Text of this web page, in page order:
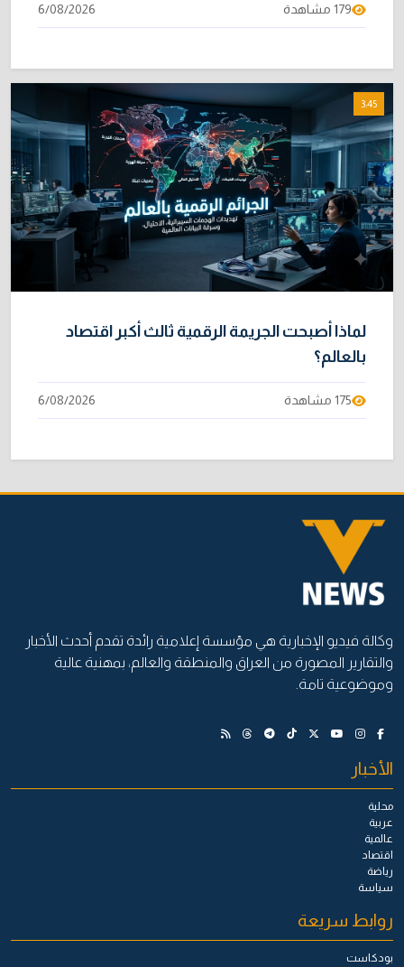
179 مشاهدة 6/08/2026
3:45
لماذا أصبحت الجريمة الرقمية ثالث أكبر اقتصاد
بالعالم؟
175 مشاهدة 6/08/2026
وكالة فيديو الإخبارية هي مؤسسة إعلامية رائدة تقدم أحدث الأخبار
والتقارير المصورة من العراق والمنطقة والعالم، بمهنية عالية
وموضوعية تامة.
الأخبار
محلية
عربية
عالمية
اقتصاد
رياضة
سياسة
روابط سريعة
بودكاست